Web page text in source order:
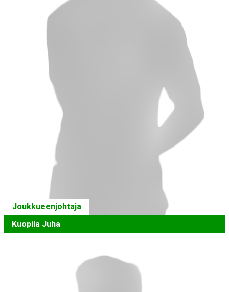
Joukkueenjohtaja
Kuopila Juha